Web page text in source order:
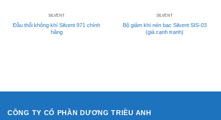
SILVENT
Đầu thổi không khí Silvent 971 chính
hãng
SILVENT
Bộ giảm khí nén bạc Silvent SIS-03
(giá cạnh tranh)
CÔNG TY CỔ PHẦN DƯƠNG TRIỀU ANH